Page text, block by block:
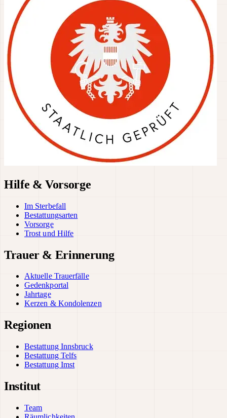
Hilfe & Vorsorge
Im Sterbefall
Bestattungsarten
Vorsorge
Trost und Hilfe
Trauer & Erinnerung
Aktuelle Trauerfälle
Gedenkportal
Jahrtage
Kerzen & Kondolenzen
Regionen
Bestattung Innsbruck
Bestattung Telfs
Bestattung Imst
Institut
Team